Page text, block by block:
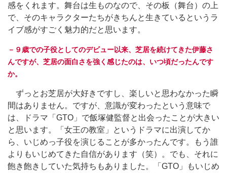
感をくれます。舞台は生ものなので、その板（舞台）の上
で、そのキャラクターたちがきちんと生きているというラ
イブ感がすごく魅力的だと思います。
－９歳での子役としてのデビュー以来、芝居を続けてきた伊藤さ
んですが、芝居の面白さを強く感じたのは、いつ頃だったんです
か。
ずっとお芝居が大好きですし、楽しいと思わなかった瞬
間はありません。ですが、意識が変わったという意味で
は、ドラマ「GTO」で飯塚健監督と出会ったことが大きい
と思います。「女王の教室」というドラマに出演してか
ら、いじめっ子役を演じることが多かったんです。もう誰
よりもいじめてきた自信があります（笑）。でも、それに
飽き飽きしていた気持ちもありました。「GTO」もいじめ